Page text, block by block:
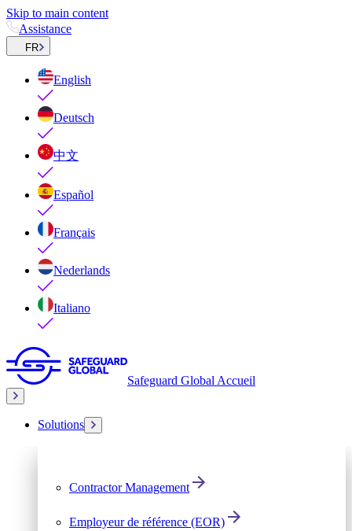
Skip to main content
Assistance
FR
English
Deutsch
中文
Español
Français
Nederlands
Italiano
Safeguard Global Accueil
Solutions
Contractor Management
Employeur de référence (EOR)